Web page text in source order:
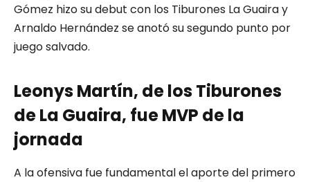
Gómez hizo su debut con los Tiburones La Guaira y
Arnaldo Hernández se anotó su segundo punto por
juego salvado.
Leonys Martín, de los Tiburones
de La Guaira, fue MVP de la
jornada
A la ofensiva fue fundamental el aporte del primero